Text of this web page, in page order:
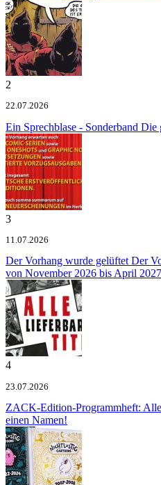
2
22.07.2026
Ein Sprechblase - Sonderband Die
3
11.07.2026
Der Vorhang wurde gelüftetDer
von November 2026 bis April 2027
4
23.07.2026
ZACK-Edition-Programmheft:
einen Namen!